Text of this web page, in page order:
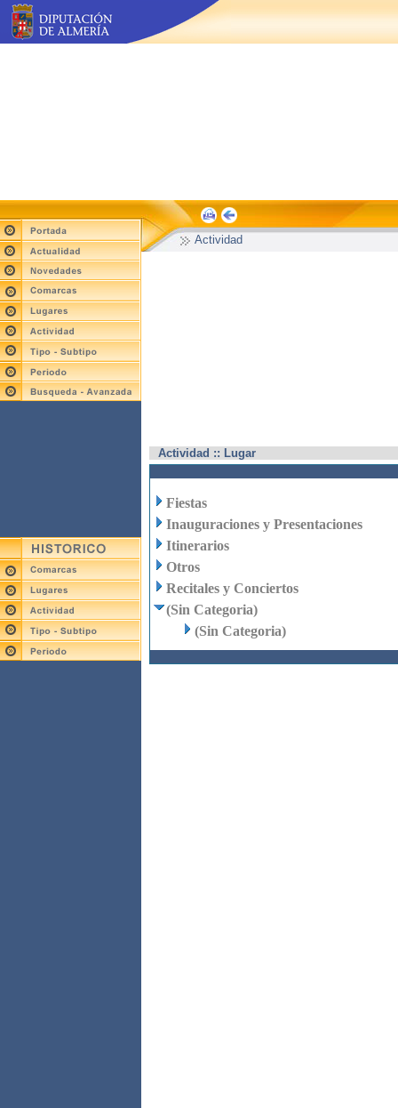
Actividad
Actividad :: Lugar
Fiestas
Inauguraciones y Presentaciones
Itinerarios
Otros
Recitales y Conciertos
(Sin Categoria)
(Sin Categoria)